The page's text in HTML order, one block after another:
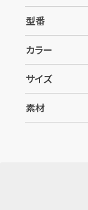
型番
カラー
サイズ
素材